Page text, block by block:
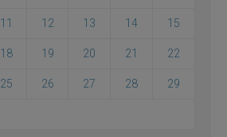
11 12 13 14 15
18 19 20 21 22
25 26 27 28 29